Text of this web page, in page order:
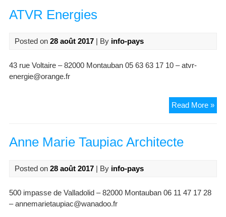
ATVR Energies
Posted on 28 août 2017| By info-pays
43 rue Voltaire – 82000 Montauban 05 63 63 17 10 – atvr-
energie@orange.fr
Read More »
Anne Marie Taupiac Architecte
Posted on 28 août 2017| By info-pays
500 impasse de Valladolid – 82000 Montauban 06 11 47 17 28
– annemarietaupiac@wanadoo.fr